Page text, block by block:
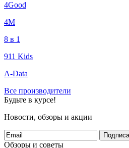
4Good
4М
8 в 1
911 Kids
A-Data
Все производители
Будьте в курсе!
Новости, обзоры и акции
Обзоры и советы